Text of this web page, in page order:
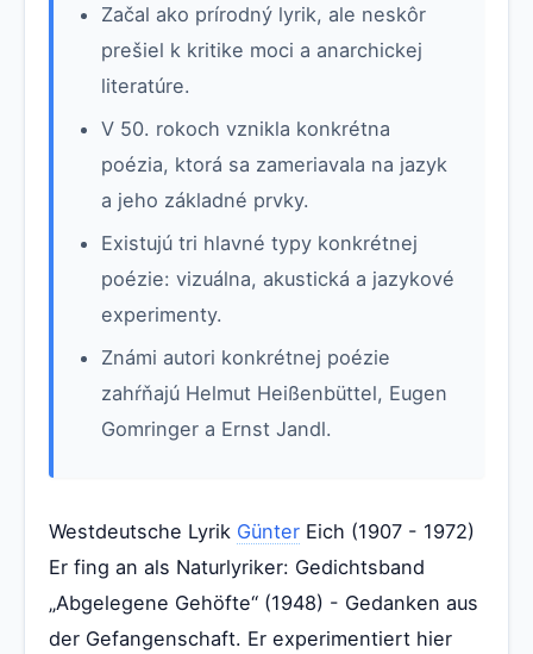
Začal ako prírodný lyrik, ale neskôr
prešiel k kritike moci a anarchickej
literatúre.
V 50. rokoch vznikla konkrétna
poézia, ktorá sa zameriavala na jazyk
a jeho základné prvky.
Existujú tri hlavné typy konkrétnej
poézie: vizuálna, akustická a jazykové
experimenty.
Známi autori konkrétnej poézie
zahŕňajú Helmut Heißenbüttel, Eugen
Gomringer a Ernst Jandl.
Westdeutsche Lyrik Günter Eich (1907 - 1972)
Er fing an als Naturlyriker: Gedichtsband
„Abgelegene Gehöfte“ (1948) - Gedanken aus
der Gefangenschaft. Er experimentiert hier